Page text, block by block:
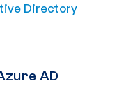
Directory
AD